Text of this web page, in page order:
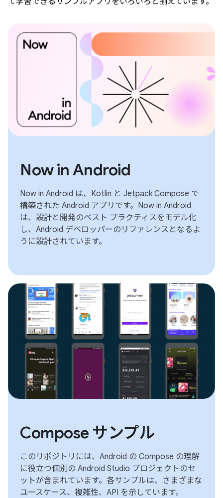
Now in Android
Now in Android は、Kotlin と Jetpack Compose で
構築された Android アプリです。Now in Android
は、設計と開発のベスト プラクティスをモデル化
し、Android デベロッパーのリファレンスとなるよ
うに設計されています。
Compose サンプル
このリポジトリには、Android の Compose の理解
に役立つ個別の Android Studio プロジェクトのセ
ットが含まれています。各サンプルは、さまざまな
ユースケース、複雑性、API を示しています。